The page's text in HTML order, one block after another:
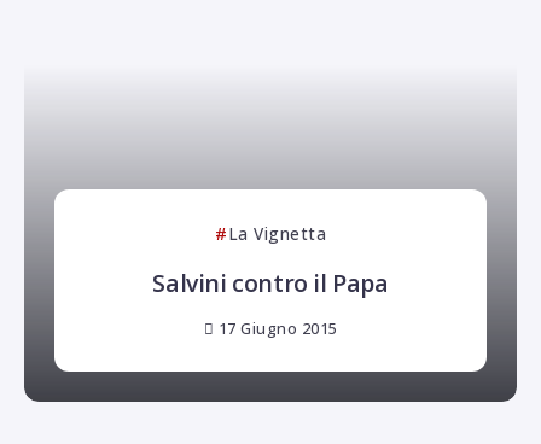
La Vignetta
Salvini contro il Papa
17 Giugno 2015